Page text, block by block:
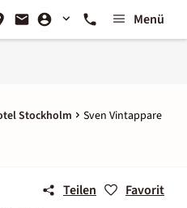
Menü
Stockholm Sven Vintappare
Teilen Favorit